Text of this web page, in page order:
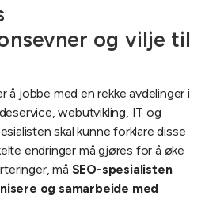
og vilje til
å jobbe med en rekke avdelinger i
webutvikling, IT og
skal kunne forklare disse
endringer må gjøres for å øke
må SEO-spesialisten
og samarbeide med